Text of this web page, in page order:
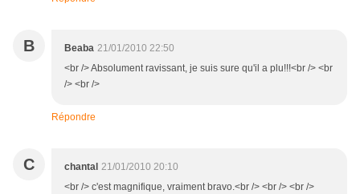
B Beaba 21/01/2010 22:50
<br /> Absolument ravissant, je suis sure qu'il a plu!!!<br /> <br
/> <br />
Répondre
C chantal 21/01/2010 20:10
<br /> c'est magnifique, vraiment bravo.<br /> <br /> <br />